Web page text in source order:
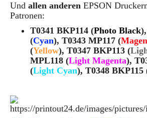
Und allen anderen EPSON
Patronen:
T0341 BKP114 (Photo Black
(Cyan), T0343 MP117 (
(Yellow), T0347 BKP113 (
MPL118 (Light Magenta),
(Light Cyan), T0348 BKP115